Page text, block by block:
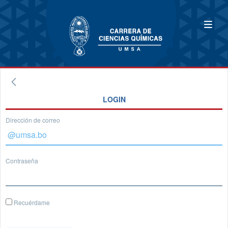
LOGIN
Dirección de correo
Contraseña
Recuérdame